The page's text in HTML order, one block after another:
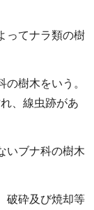
ってナラ類の樹
樹木をいう。
、線虫跡があ
いブナ科の樹木
破砕及び焼却等